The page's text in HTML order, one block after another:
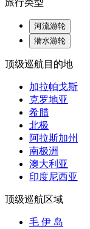
旅行类型
河流游轮
潜水游轮
顶级巡航目的地
加拉帕戈斯
克罗地亚
希腊
北极
阿拉斯加州
南极洲
澳大利亚
印度尼西亚
顶级巡航区域
毛 伊 岛